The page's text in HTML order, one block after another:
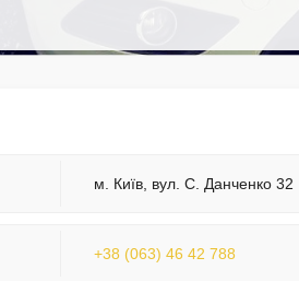
м. Київ, вул. С. Данченко 32
+38 (063) 46 42 788